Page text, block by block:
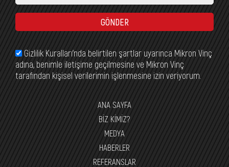
GÖNDER
Gizlilik Kuralları’nda belirtilen şartlar uyarınca Mikron Vinç
adına, benimle iletişime geçilmesine ve Mikron Vinç
tarafından kişisel verilerimin işlenmesine izin veriyorum.
ANA SAYFA
BİZ KİMİZ?
MEDYA
HABERLER
REFERANSLAR